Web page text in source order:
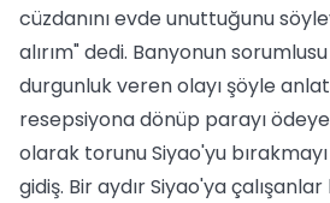
cüzdanını evde unuttuğunu
alırım" dedi. Banyonun
durgunluk veren olayı şöyle
resepsiyona dönüp parayı
olarak torunu Siyao'yu
gidiş. Bir aydır Siyao'ya